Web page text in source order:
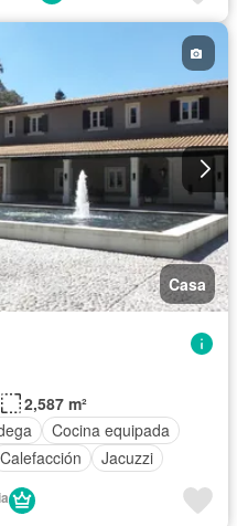
Casa
2,587 m²
Cocina equipada
Calefacción
Jacuzzi